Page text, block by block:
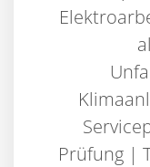
Prüfung |